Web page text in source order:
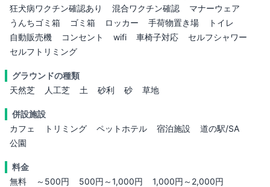
狂犬病ワクチン確認あり
混合ワクチン確認
マナーウェア
うんちゴミ箱
ゴミ箱 ロッカー 手荷物置き場
トイレ
自動販売機
コンセント wifi 車椅子対応
セルフシャワー
セルフトリミング
グラウンドの種類
天然芝
人工芝 土 砂利 砂 草地
併設施設
カフェ
トリミング ペットホテル 宿泊施設
道の駅/SA
公園
料金
無料
～500円 500円～1,000円
1,000円～2,000円